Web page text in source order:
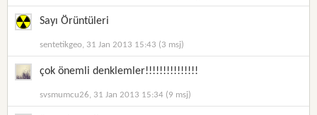
Sayı Örüntüleri
sentetikgeo, 31 Jan 2013 15:43 (3 msj)
çok önemli denklemler!!!!!!!!!!!!!!!
svsmumcu26, 31 Jan 2013 15:34 (9 msj)